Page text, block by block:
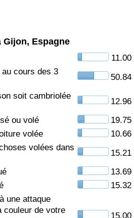
Gijon, Espagne
11.00
cours des 3
50.84
soit cambriolée
12.96
ou volé
19.75
volée
10.66
volées dans
15.21
13.69
15.32
une attaque
couleur de votre
15.00
pays
(Actuel)
par Pays